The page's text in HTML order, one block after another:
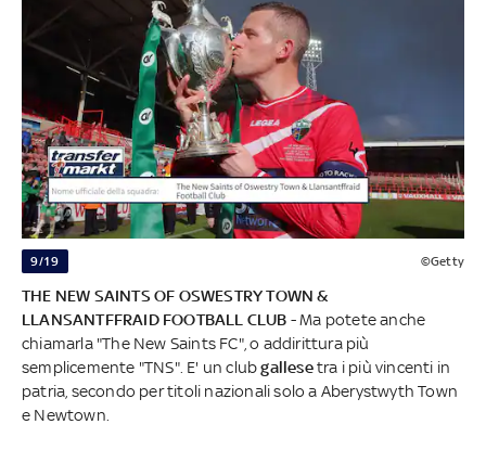
9/19 ©Getty
THE NEW SAINTS OF OSWESTRY TOWN &
LLANSANTFFRAID FOOTBALL CLUB - Ma potete anche
chiamarla "The New Saints FC", o addirittura più
semplicemente "TNS". E' un clubgallesetra i più vincenti in
patria, secondo per titoli nazionali solo a Aberystwyth Town
e Newtown.